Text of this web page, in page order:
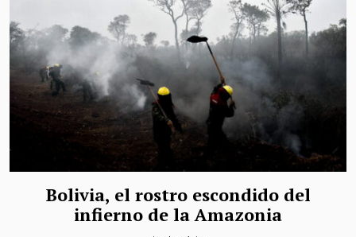
Bolivia, el rostro escondido del
infierno de la Amazonia